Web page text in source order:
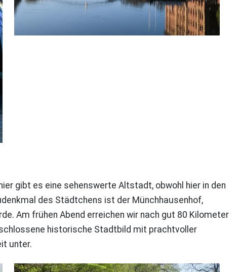
gibt es eine sehenswerte Altstadt, obwohl hier in den
des Städtchens ist der Münchhausenhof,
Am frühen Abend erreichen wir nach gut 80 Kilometer
historische Stadtbild mit prachtvoller
unter.